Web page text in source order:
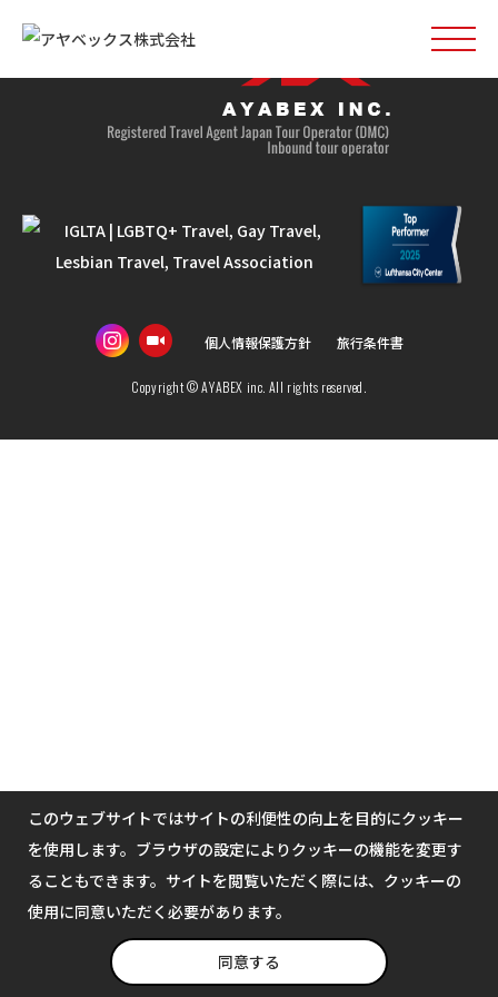
個人情報保護方針 旅行条件書
Copyright © AYABEX inc. All rights reserved.
このウェブサイトではサイトの利便性の向上を目的にクッキー
を使用します。ブラウザの設定によりクッキーの機能を変更す
ることもできます。サイトを閲覧いただく際には、クッキーの
使用に同意いただく必要があります。
同意する